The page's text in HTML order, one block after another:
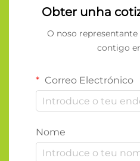
Obter unha
O noso
contigo
Correo Electrónico
Nome